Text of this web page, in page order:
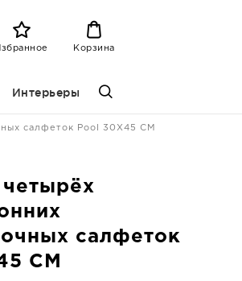
Корзина
Интерьеры
салфеток Pool 30X45 CM
салфеток
CM